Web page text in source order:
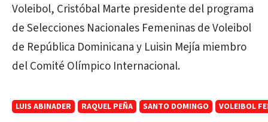
Voleibol, Cristóbal Marte presidente del programa
de Selecciones Nacionales Femeninas de Voleibol
de República Dominicana y Luisin Mejía miembro
del Comité Olímpico Internacional.
LUIS ABINADER RAQUEL PEÑA SANTO DOMINGO VOLEIBOL